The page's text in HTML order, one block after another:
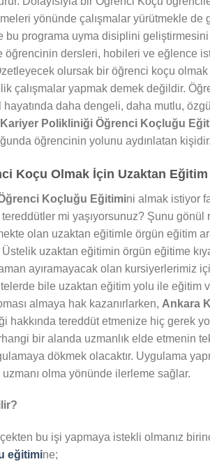
yönünde çalışmalar yürütmekle
bu programa uyma disiplini
öğrencinin dersleri, hobileri ve eğlence
olursak bir öğrenci koçu
çalışmalar yapmak demek değildir.
daha dengeli, daha mutlu,
Polikliniği Öğrenci Koçluğu
öğrencinin yolunu aydınlatan kişidir.
Koçu Olmak İçin Uzaktan
Koçluğu Eğitimini almak istiyor
mi yaşıyorsunuz? Şunu gönül
olan uzaktan eğitimle örgün eğitim
uzaktan eğitimin örgün eğitime
ayıramayacak olan kursiyerlerimiz
bile uzaktan eğitim yolu ile eğitim
almaya hak kazanırlarken, Ankara
hakkında tereddüt etmenize hiç gerek
bir alanda uzmanlık elde etmenin
dökmek olacaktır. Uygulama
olma yönünde ilerleme sağlar.
bu işi yapmaya istekli olmanız
eğitimine;